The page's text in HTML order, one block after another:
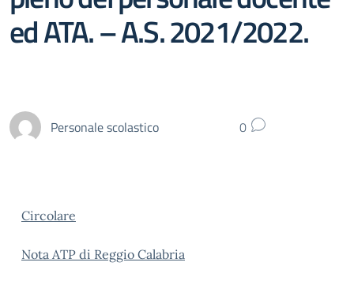
ed ATA. – A.S. 2021/2022.
Personale scolastico 0
Circolare
Nota ATP di Reggio Calabria